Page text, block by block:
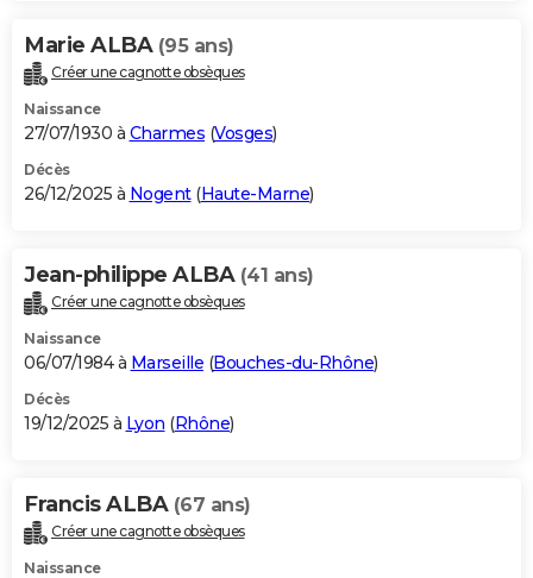
Marie ALBA (95 ans)
Créer une cagnotte obsèques
Naissance
27/07/1930 à Charmes (Vosges)
Décès
26/12/2025 à Nogent(Haute-Marne)
Jean-philippe ALBA (41 ans)
Créer une cagnotte obsèques
Naissance
06/07/1984 à Marseille (Bouches-du-Rhône)
Décès
19/12/2025 à Lyon (Rhône)
Francis ALBA (67 ans)
Créer une cagnotte obsèques
Naissance